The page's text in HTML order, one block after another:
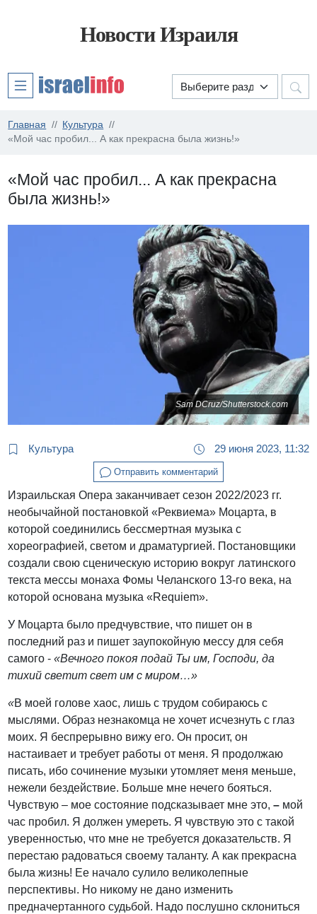
Новости Израиля
Главная
Культура
«Мой час пробил... А как прекрасна была жизнь!»
«Мой час пробил... А как прекрасна
была жизнь!»
Sam DCruz/Shutterstock.com
Культура 29 июня 2023, 11:32
Отправить комментарий
Израильская Опера заканчивает сезон 2022/2023 гг.
необычайной постановкой «Реквиема» Моцарта, в
которой соединились бессмертная музыка с
хореографией, светом и драматургией. Постановщики
создали свою сценическую историю вокруг латинского
текста мессы монаха Фомы Челанского 13-го века, на
которой основана музыка «Requiem».
У Моцарта было предчувствие, что пишет он в
последний раз и пишет заупокойную мессу для себя
самого -«Вечного покоя подай Ты им, Господи, да
тихий светит свет им с миром…»
«В моей голове хаос, лишь с трудом собираюсь с
мыслями. Образ незнакомца не хочет исчезнуть с глаз
моих. Я беспрерывно вижу его. Он просит, он
настаивает и требует работы от меня. Я продолжаю
писать, ибо сочинение музыки утомляет меня меньше,
нежели бездействие. Больше мне нечего бояться.
Чувствую – мое состояние подсказывает мне это,– мой
час пробил. Я должен умереть. Я чувствую это с такой
уверенностью, что мне не требуется доказательств. Я
перестаю радоваться своему таланту. А как прекрасна
была жизнь! Ее начало сулило великолепные
перспективы. Но никому не дано изменить
предначертанного судьбой. Надо послушно склониться